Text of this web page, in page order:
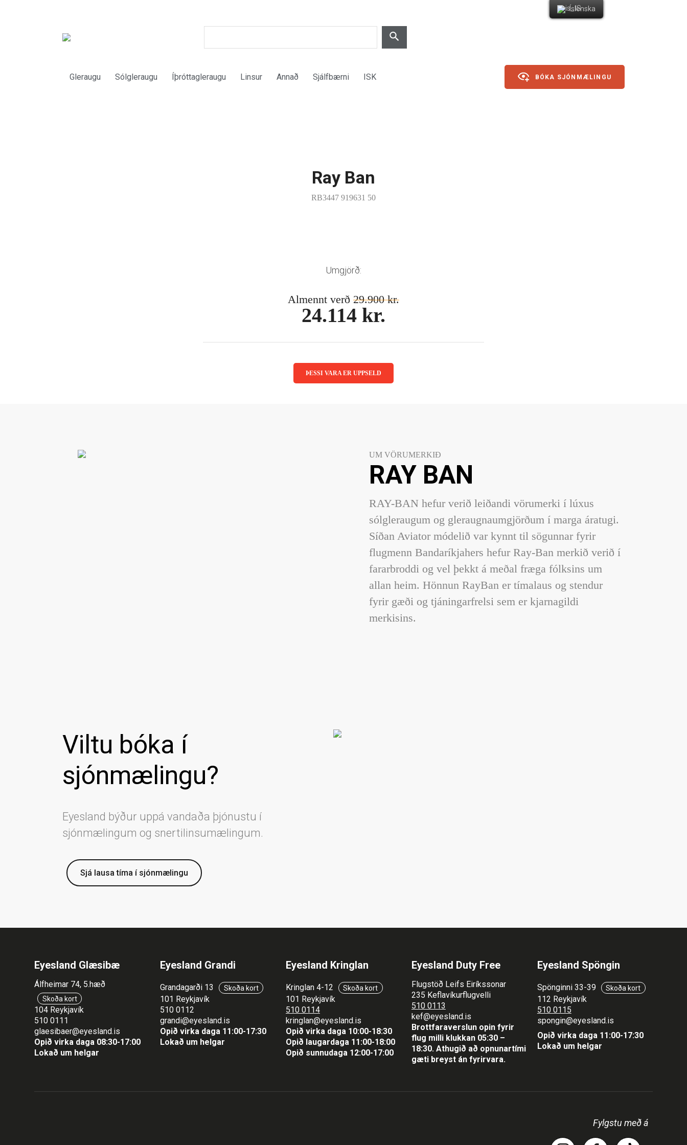
Gleraugu Sólgleraugu Íþróttagleraugu Linsur Annað Sjálfbærni ISK BÓKA SJÓNMÆLINGU
Ray Ban
RB3447 919631 50
Umgjörð:
Almennt verð 29.900 kr.
24.114 kr.
ÞESSI VARA ER UPPSELD
UM VÖRUMERKIÐ
RAY BAN
RAY-BAN hefur verið leiðandi vörumerki í lúxus
sólgleraugum og gleraugnaumgjörðum í marga áratugi.
Síðan Aviator módelið var kynnt til sögunnar fyrir
flugmenn Bandaríkjahers hefur Ray-Ban merkið verið í
fararbroddi og vel þekkt á meðal fræga fólksins um
allan heim. Hönnun RayBan er tímalaus og stendur
fyrir gæði og tjáningarfrelsi sem er kjarnagildi
merkisins.
Viltu bóka í
sjónmælingu?
Eyesland býður uppá vandaða þjónustu í
sjónmælingum og snertilinsumælingum.
Sjá lausa tíma í sjónmælingu
Eyesland Glæsibæ
Álfheimar 74, 5.hæð
Skoða kort
104 Reykjavík
510 0111
glaesibaer@eyesland.is
Opið virka daga 08:30-17:00
Lokað um helgar
Eyesland Grandi
Grandagarði 13 Skoða kort
101 Reykjavík
510 0112
grandi@eyesland.is
Opið virka daga 11 :00-17:30
Lokað um helgar
Eyesland Kringlan
Kringlan 4-12 Skoða kort
101 Reykjavík
510 0114
kringlan@eyesland.is
Opið virka daga 10:00-18:30
Opið laugardaga 11:00-18:00
Opið sunnudaga 12:00-17:00
Eyesland Duty Free
Flugstöð Leifs Eiríkssonar
235 Keflavíkurflugvelli
510 0113
kef@eyesland.is
Brottfaraverslun opin fyrir
flug milli klukkan 05:30 –
18:30. Athugið að opnunartími
gæti breyst án fyrirvara.
Eyesland Spöngin
Spönginni 33-39 Skoða kort
112 Reykjavík
510 0115
spongin@eyesland.is
Opið virka daga 11:00-17:30
Lokað um helgar
Fylgstu með á
Íslenska